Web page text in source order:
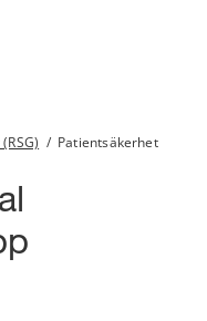
/ Patientsäkerhet